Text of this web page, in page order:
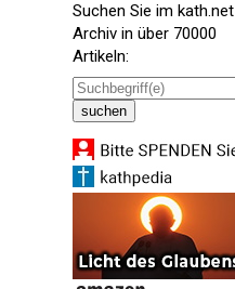
Suchen Sie im kath.net
Archiv in über 70000
Artikeln: